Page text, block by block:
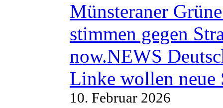
Münsteraner
stimmen gegen
now.NEWS
Linke wollen neue
10. Februar 2026